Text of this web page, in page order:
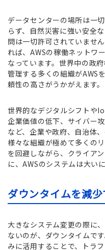
データセンターの場所は一
らず、自然災害に強い安全
問は一切許可されていませ
れば、AWSの稼働ネットワ
なっています。世界中の政
管理する多くの組織がAWS
頼性の高さがうかがえます。
世界的なデジタルシフトや
企業価値の低下、サイバー
など、企業や政府、自治体
様々な組織が極めて多くの
を回避しながら、クライア
に、AWSのシステムは大い
ダウンタイムを減
大きなシステム変更の際に
ないのが、ダウンタイムで
みに活用することで、トラ